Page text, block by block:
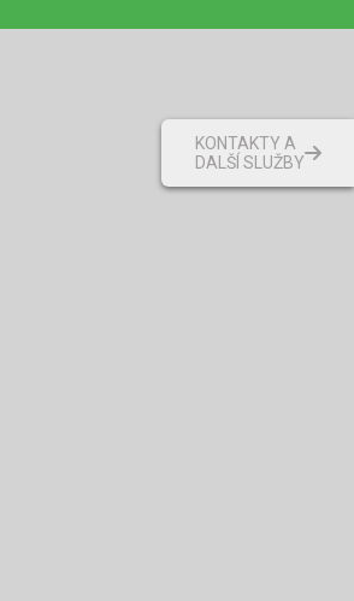
KONTAKTY A
DALŠÍ SLUŽBY